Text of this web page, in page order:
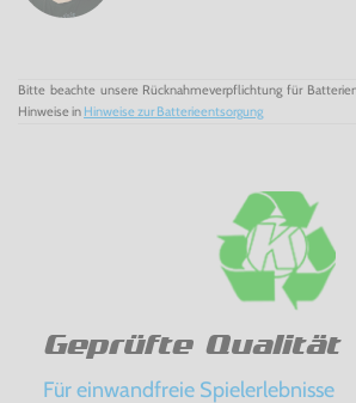
Bitte beachte unsere Rücknahmeverpflichtung für
Hinweise in Hinweise zur Batterieentsorgung
Geprüfte Qualität
Für einwandfreie Spielerlebnisse